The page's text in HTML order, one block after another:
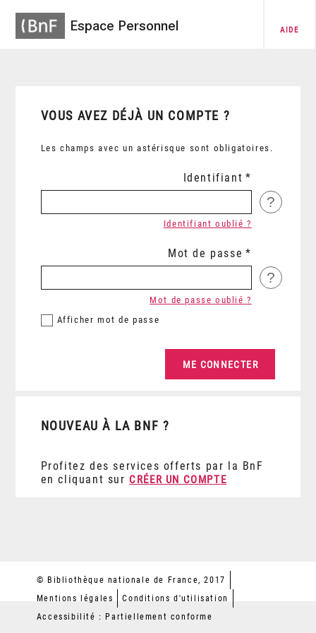
Espace Personnel AIDE
VOUS AVEZ DÉJÀ UN COMPTE ?
Les champs avec un astérisque sont obligatoires.
Identifiant
?
Identifiant oublié ?
Mot de passe
?
Afficher mot de passe
Mot de passe oublié ?
NOUVEAU À LA BNF ?
Profitez des services offerts par la BnF
en cliquant sur CRÉER UN COMPTE
© Bibliothèque nationale de France, 2017
Mentions légales
Conditions d'utilisation
Accessibilité : Partiellement conforme